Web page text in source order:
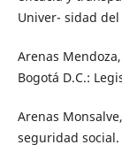
Univer- sidad del
Arenas
Bogotá D.C.:
Arenas
seguridad social.